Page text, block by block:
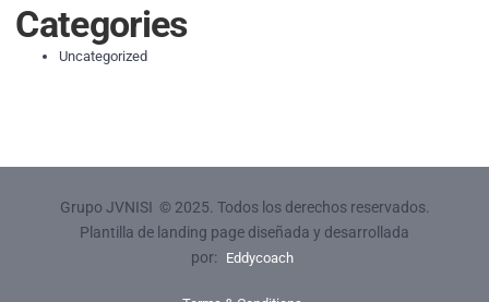
Categories
Uncategorized
Grupo JVNISI © 2025. Todos los derechos reservados.
Plantilla de landing page diseñada y desarrollada
por:
Eddycoach